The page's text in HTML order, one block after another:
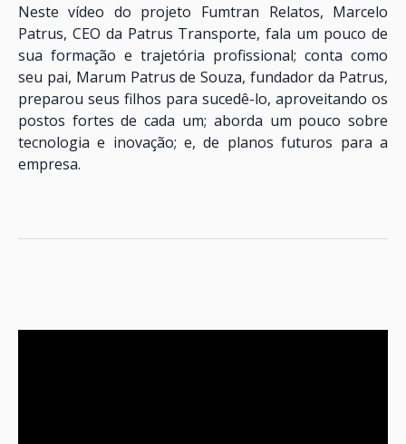
Neste vídeo do projeto Fumtran Relatos, Marcelo
Patrus, CEO da Patrus Transporte, fala um pouco de
sua formação e trajetória profissional; conta como
seu pai, Marum Patrus de Souza, fundador da Patrus,
preparou seus filhos para sucedê-lo, aproveitando os
postos fortes de cada um; aborda um pouco sobre
tecnologia e inovação; e, de planos futuros para a
empresa.